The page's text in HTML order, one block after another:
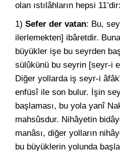
olan ıstılâhların hepsi 11’dir:
1) Sefer der vatan: Bu,
ilerlemekten] ibâretdir.
büyükler işe bu seyrden
sülûkünü bu seyrin [seyr-i
Diğer yollarda iş seyr-i
enfüsî ile son bulur. İşin
başlaması, bu yola yanî
mahsûsdur. Nihâyetin
manâsı, diğer yolların
bu büyüklerin yolunda